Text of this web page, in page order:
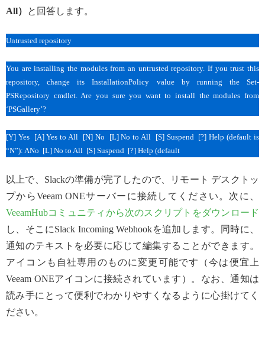
All）
と回答します。
Untrusted repository
You are installing the modules from an untrusted repository. If you trust this
repository, change its InstallationPolicy value by running the Set-
PSRepository cmdlet. Are you sure you want to install the modules from
‘PSGallery’?
[Y] Yes [A] Yes to All [N] No [L] No to All [S] Suspend [?] Help (default is
“N”): ANo [L] No to All [S] Suspend [?] Help (default
以上で、Slackの準備が完了したので、リモート デスクトッ
プからVeeam ONEサーバーに接続してください。次に、
VeeamHubコミュニティから次のスクリプトをダウンロード
し、そこにSlack Incoming Webhookを追加します。同時に、
通知のテキストを必要に応じて編集することができます。
アイコンも自社専用のものに変更可能です（今は便宜上
Veeam ONEアイコンに接続されています）。なお、通知は
読み手にとって便利でわかりやすくなるように心掛けてく
ださい。